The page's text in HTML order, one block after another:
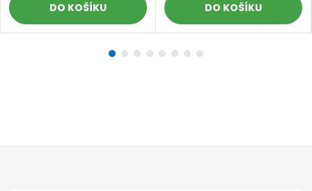
DO KOŠÍKU DO KOŠÍKU